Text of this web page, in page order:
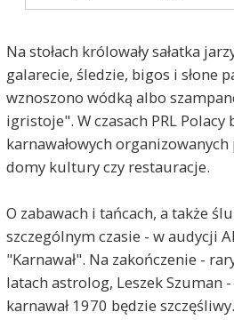
Na stołach królowały sałatka
galarecie, śledzie, bigos i słone
wznoszono wódką albo
igristoje". W czasach PRL
karnawałowych organizowanych
domy kultury czy restauracje.
O zabawach i tańcach, a także
szczególnym czasie - w audycji
"Karnawał". Na zakończenie -
latach astrolog, Leszek Szuman
karnawał 1970 będzie szczęśliwy.